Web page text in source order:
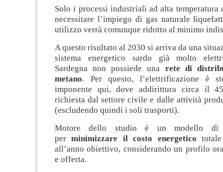
Solo i processi industriali ad alta temperatura
necessitare l’impiego di gas naturale
utilizzo verrà comunque ridotto al minimo
A questo risultato al 2030 si arriva da una
sistema energetico sardo già molto
Sardegna non possiede una rete di
metano. Per questo, l’elettrificazione è
imponente qui, dove addirittura circa il
richiesta dal settore civile e dalle attività
(escludendo quindi i soli trasporti).
Motore dello studio è un modello di
perminimizzare il costo energetico
all’anno obiettivo, considerando un profilo
e offerta.